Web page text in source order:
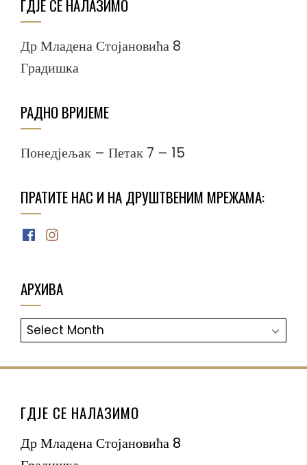
ГДЈЕ СЕ НАЛАЗИМО
Др Младена Стојановића 8
Градишка
РАДНО ВРИЈЕМЕ
Понедјељак – Петак 7 – 15
ПРАТИТЕ НАС И НА ДРУШТВЕНИМ МРЕЖАМА:
Facebook
Instagram
АРХИВА
АРХИВА
ГДЈЕ СЕ НАЛАЗИМО
Др Младена Стојановића 8